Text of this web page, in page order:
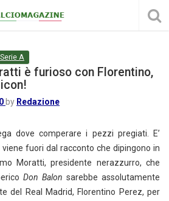
Serie A
è furioso con Florentino,
by Redazione
dove comperare i pezzi pregiati. E’
fuori dal racconto che dipingono in
Moratti, presidente nerazzurro, che
Don Balon sarebbe assolutamente
del Real Madrid, Florentino Perez, per